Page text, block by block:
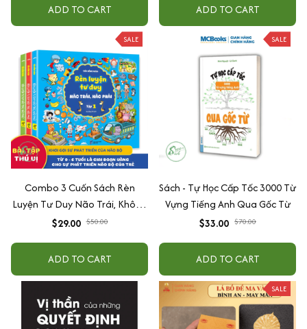
ADD TO CART ADD TO CART
SALE
Combo 3 Cuốn Sách Rèn
Luyện Tư Duy Não Trái, Không
Não Phải - Đánh Thức Tiềm
$29.00 $50.00
ADD TO CART
SALE
Sách - Tự Học Cấp Tốc 3000 Từ
Vựng Tiếng Anh Qua Gốc Từ
$33.00 $70.00
ADD TO CART
SALE